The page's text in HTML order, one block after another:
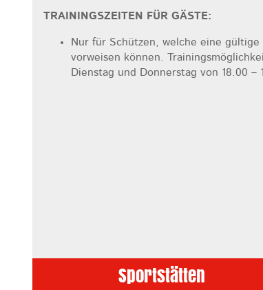
TRAININGSZEITEN FÜR GÄSTE:
Nur für Schützen, welche eine gültige
vorweisen können.
Dienstag und Donnerstag von 18.00 –
Sportstätten